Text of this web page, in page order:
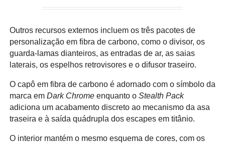
Outros recursos externos incluem os três pacotes de
personalização em fibra de carbono, como o divisor, os
guarda-lamas dianteiros, as entradas de ar, as saias
laterais, os espelhos retrovisores e o difusor traseiro.
O capô em fibra de carbono é adornado com o símbolo da
marca em Dark Chromeenquanto o Stealth Pack
adiciona um acabamento discreto ao mecanismo da asa
traseira e à saída quádrupla dos escapes em titânio.
O interior mantém o mesmo esquema de cores, com os